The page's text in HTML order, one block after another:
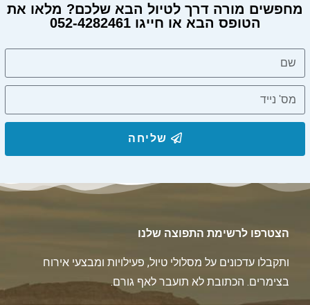
מחפשים מורה דרך?
מחפשים מורה דרך לטיול הבא שלכם? מלאו את
הטופס הבא או חייגו 052-4282461
שליחה
הצטרפו לרשימת התפוצה שלנו
ותקבלו עדכונים על מסלולי טיול, פעילויות ומבצעי אירוח
בצימרים. הכתובת לא תועבר לאף גורם.